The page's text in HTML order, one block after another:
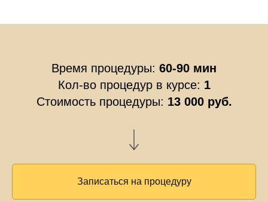
Время процедуры: 60-90 мин
Кол-во процедур в курсе: 1
Стоимость процедуры: 13 000 руб.
Записаться на процедуру